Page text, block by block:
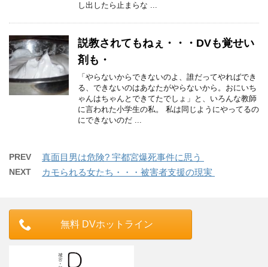
し出したら止まらな ...
説教されてもねぇ・・・DVも覚せい
剤も・
「やらないからできないのよ、誰だってやればでき
る、できないのはあなたがやらないから。おにいち
ゃんはちゃんとできてたでしょ」と、いろんな教師
に言われた小学生の私。 私は同じようにやってるの
にできないのだ ...
PREV 真面目男は危険? 宇都宮爆死事件に思う
NEXT カモられる女たち・・・被害者支援の現実
無料 DVホットライン